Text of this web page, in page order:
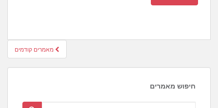
חיפוש מאמרים קודמים
חיפוש מאמרים